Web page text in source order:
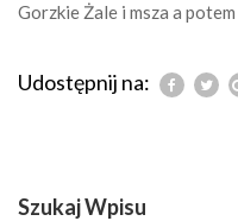
Gorzkie Żale i msza a
Udostępnij na:
Szukaj Wpisu